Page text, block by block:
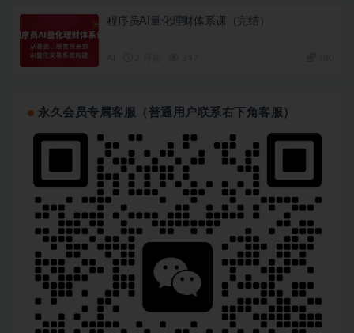
程序员AI量化理财体系课（完结）
永久会员专属客服（普通用户联系右下角客服）